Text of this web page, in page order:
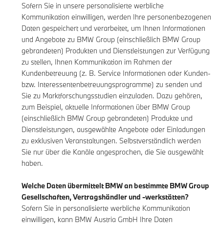
Sofern Sie in unsere personalisierte werbliche
Kommunikation einwilligen, werden Ihre personenbezogenen
Daten gespeichert und verarbeitet, um Ihnen Informationen
und Angebote zu BMW Group (einschließlich BMW Group
gebrandeten) Produkten und Dienstleistungen zur Verfügung
zu stellen, Ihnen Kommunikation im Rahmen der
Kundenbetreuung (z. B. Service Informationen oder Kunden-
bzw. Interessentenbetreuungsprogramme) zu senden und
Sie zu Marktforschungsstudien einzuladen. Dazu gehören,
zum Beispiel, aktuelle Informationen über BMW Group
(einschließlich BMW Group gebrandeten) Produkte und
Dienstleistungen, ausgewählte Angebote oder Einladungen
zu exklusiven Veranstaltungen. Selbstverständlich werden
Sie nur über die Kanäle angesprochen, die Sie ausgewählt
haben.
Welche Daten übermittelt BMW an bestimmte BMW Group
Gesellschaften, Vertragshändler und -werkstätten?
Sofern Sie in personalisierte werbliche Kommunikation
einwilligen, kann BMW Austria GmbH Ihre Daten